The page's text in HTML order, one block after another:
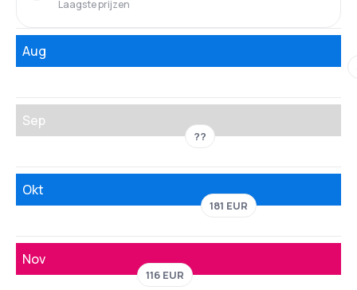
Laagste prijzen
Aug
Sep
??
Okt
181 EUR
Nov
116 EUR